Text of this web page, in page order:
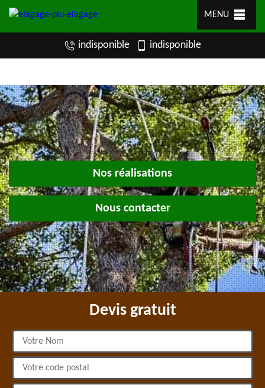
MENU
indisponible indisponible
Nos réalisations
Nous contacter
Devis gratuit